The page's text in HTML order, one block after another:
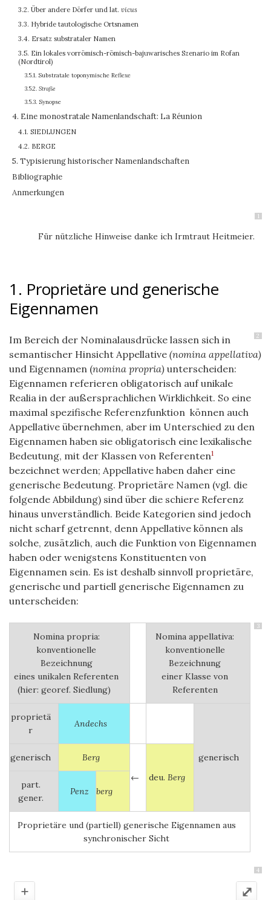
3.2. Über andere Dörfer und lat. vicus
3.3. Hybride tautologische Ortsnamen
3.4. Ersatz substrataler Namen
3.5. Ein lokales vorrömisch-römisch-bajuwarisches Szenario im Rofan
(Nordtirol)
3.5.1. Substratale toponymische Reflexe
3.5.2. Straße
3.5.3. Synopse
4. Eine monostratale Namenlandschaft: La Réunion
4.1. SIEDLUNGEN
4.2. BERGE
5. Typisierung historischer Namenlandschaften
Bibliographie
Anmerkungen
1
Für nützliche Hinweise danke ich Irmtraut Heitmeier.
1. Proprietäre und generische
Eigennamen
2
Im Bereich der Nominalausdrücke lassen sich in
semantischer Hinsicht Appellative (nomina appellativa)
und Eigennamen (nomina propria) unterscheiden:
Eigennamen referieren obligatorisch auf unikale
Realia in der außersprachlichen Wirklichkeit. So eine
maximal spezifische Referenzfunktion können auch
Appellative übernehmen, aber im Unterschied zu den
Eigennamen haben sie obligatorisch eine lexikalische
Bedeutung, mit der Klassen von Referenten1
bezeichnet werden; Appellative haben daher eine
generische Bedeutung. Proprietäre Namen (vgl. die
folgende Abbildung) sind über die schiere Referenz
hinaus unverständlich. Beide Kategorien sind jedoch
nicht scharf getrennt, denn Appellative können als
solche, zusätzlich, auch die Funktion von Eigennamen
haben oder wenigstens Konstituenten von
Eigennamen sein. Es ist deshalb sinnvoll proprietäre,
generische und partiell generische Eigennamen zu
unterscheiden:
3
Nomina propria:
konventionelle
Bezeichnung
eines unikalen Referenten
(hier: georef. Siedlung)
Nomina appellativa:
konventionelle
Bezeichnung
einer Klasse von
Referenten
proprietä
r
Andechs
generisch
generisch
Berg
←
deu. Berg
part.
gener.
Penz berg
Proprietäre und (partiell) generische Eigennamen aus
synchronischer Sicht
4
+
⤢